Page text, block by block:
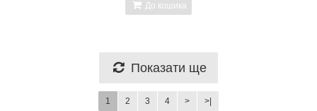
До кошика
Показати ще
1 2 3 4 > >|